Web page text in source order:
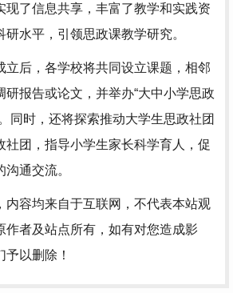
现了信息共享，丰富了教学和实践资
水平，引领思政课教学研究。
后，各学校将共同设立课题，相邻
研报告或论文，并举办“大中小学思政
同时，还将探索推动大学生思政社团
社团，指导小学生家长科学育人，促
通交流。
内容均来自于互联网，不代表本站观
作者及站点所有，如有对您造成影
以删除！